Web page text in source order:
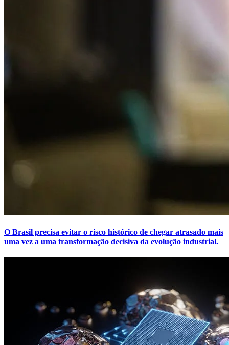
O Brasil precisa evitar o risco histórico de chegar atrasado mais
uma vez a uma transformação decisiva da evolução industrial.